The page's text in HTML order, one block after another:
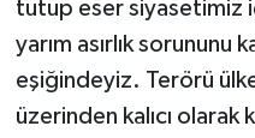
tutup eser siyasetimiz
yarım asırlık sorununu
eşiğindeyiz. Terörü
üzerinden kalıcı